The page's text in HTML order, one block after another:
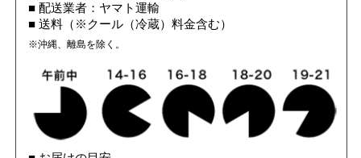
■ 配送業者：ヤマト運輸
■ 送料（※クール（冷蔵）料金含む）
※沖縄、離島を除く。